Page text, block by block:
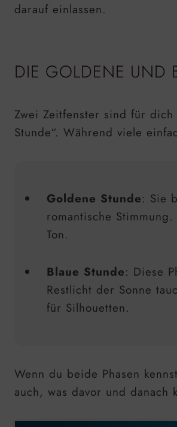
darauf einlassen.
DIE GOLDENE UND
Zwei Zeitfenster sind für
Stunde“. Während viele
Goldene Stunde: Sie
romantische
Ton.
Blaue Stunde: Diese
Restlicht der Sonne
für Silhouetten.
Wenn du beide Phasen
auch, was davor und danach